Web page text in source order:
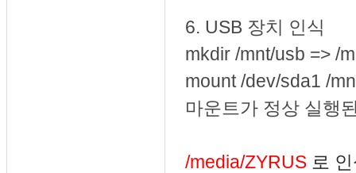
6. USB 장치 인식
mkdir /mnt/usb => /
mount /dev/sda1 /
마운트가 정상 실행
/media/ZYRUS 로